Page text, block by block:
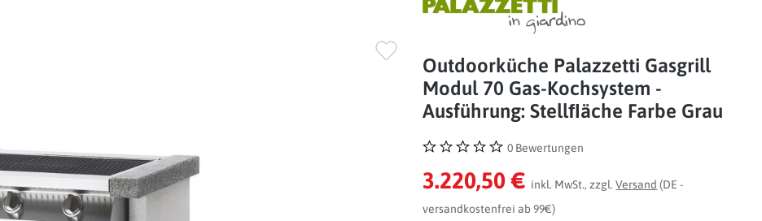
Outdoorküche Palazzetti Gasgrill
Modul 70 Gas-Kochsystem -
Ausführung: Stellﬂäche Farbe Grau
Durchschnittliche Bewertung von 0 von 5 Sternen
0 Bewertungen
3.220,50 € inkl. MwSt., zzgl.Versand (DE -
versandkostenfrei ab 99€)